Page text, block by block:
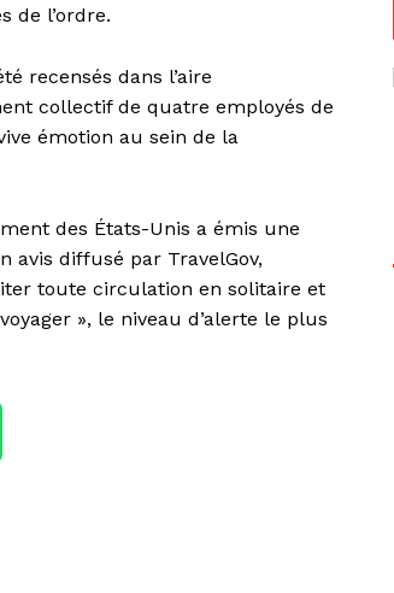
de l’ordre.
recensés dans l’aire
collectif de quatre employés de
émotion au sein de la
des États-Unis a émis une
avis diffusé par TravelGov,
toute circulation en solitaire et
», le niveau d’alerte le plus